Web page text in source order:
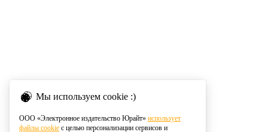
Мы используем cookie :)
ООО «Электронное издательство Юрайт» использует
файлы cookie с целью персонализации сервисов и